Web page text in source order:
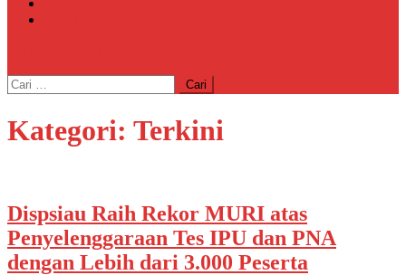
Cari
untuk:
Kategori: Terkini
Dispsiau Raih Rekor MURI atas
Penyelenggaraan Tes IPU dan PNA
dengan Lebih dari 3.000 Peserta